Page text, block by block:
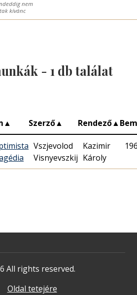
nem
kívánc
- 1 db találat
▲ Szerző▲ Rendező▲
Vszjevolod
Visnyevszkij
Kazimir
Károly
All rights reserved.
Oldal tetejére